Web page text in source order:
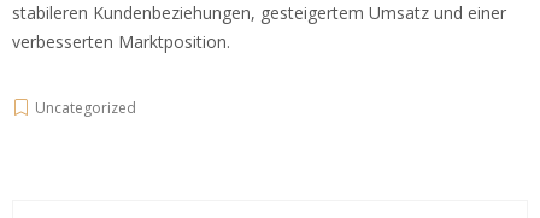
stabileren Kundenbeziehungen, gesteigertem Umsatz und einer
verbesserten Marktposition.
Uncategorized